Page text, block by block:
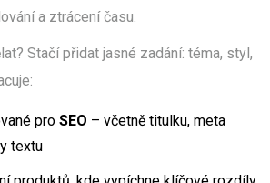
a ztrácení času.
Stačí přidat jasné zadání: téma, styl,
pro SEO – včetně titulku, meta
textu